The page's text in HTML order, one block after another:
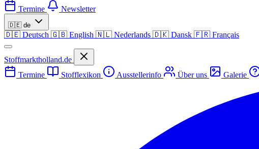
Termine
Newsletter
🇩🇪 de
🇩🇪 Deutsch 🇬🇧 English 🇳🇱 Nederlands 🇩🇰 Dansk 🇫🇷 Français
Stoffmarktholland.de
Termine
Stofflexikon Ausstellerinfo Über uns Galerie